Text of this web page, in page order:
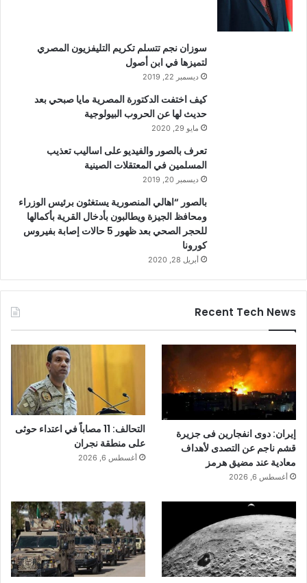
سوزان نجم تتسلم تكريم التليفزيون المصري
لتميزها في ابن أصول
ديسمبر 22, 2019
كيف اختفت الدكتورة المصرية مايا صبحي بعد
حديث لها عن الحروب البيولوجية
مايو 29, 2020
تعرف بالصور والفيديو على اساليب تعذيب
المسلمين في المعتقلات الصينية
ديسمبر 20, 2019
بالصور “اهالي المنصورية يستغثون برئيس الوزراء
ومحافظ الجيزة ويطالبون بأدخال القرية بأكمالها
للحجر الصحي بعد ظهور 5 حالات إصابة بفيروس
كورونا
أبريل 28, 2020
Recent Tech News
إيران: دوى انفجارين فى جزيرة
قشم ناجم عن التصدى لأهداف
معادية عند مضيق هرمز
أغسطس 6, 2026
التحالف: 11 مصاباً في اعتداء حوثى
على منطقة نجران
أغسطس 6, 2026